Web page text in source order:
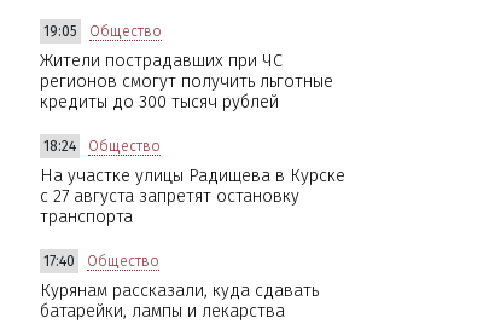
19:05 Общество
Жители пострадавших при ЧС
регионов смогут получить льготные
кредиты до 300 тысяч рублей
18:24 Общество
На участке улицы Радищева в Курске
с 27 августа запретят остановку
транспорта
17:40 Общество
Курянам рассказали, куда сдавать
батарейки, лампы и лекарства